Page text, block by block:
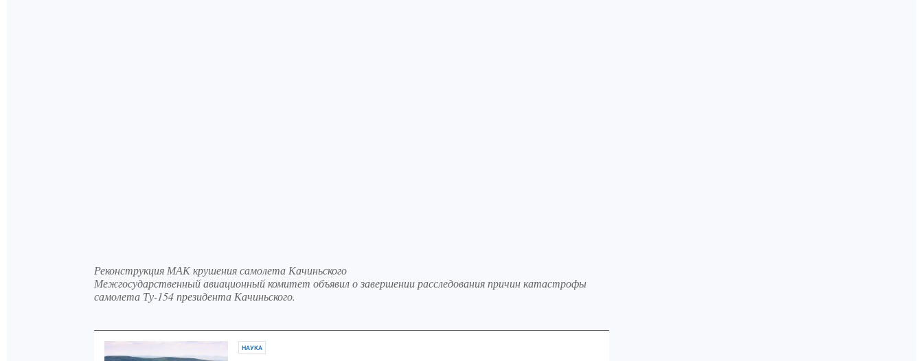
Реконструкция МАК крушения самолета Качиньского
Межгосударственный авиационный комитет объявил о завершении расследования причин катастрофы
самолета Ту-154 президента Качиньского.
НАУКА